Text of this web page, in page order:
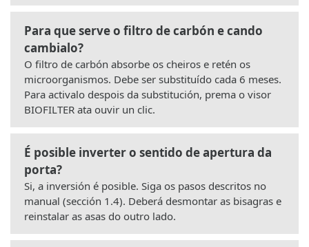
Para que serve o filtro de carbón e cando
cambialo?
O filtro de carbón absorbe os cheiros e retén os
microorganismos. Debe ser substituído cada 6 meses.
Para activalo despois da substitución, prema o visor
BIOFILTER ata ouvir un clic.
É posible inverter o sentido de apertura da
porta?
Si, a inversión é posible. Siga os pasos descritos no
manual (sección 1.4). Deberá desmontar as bisagras e
reinstalar as asas do outro lado.